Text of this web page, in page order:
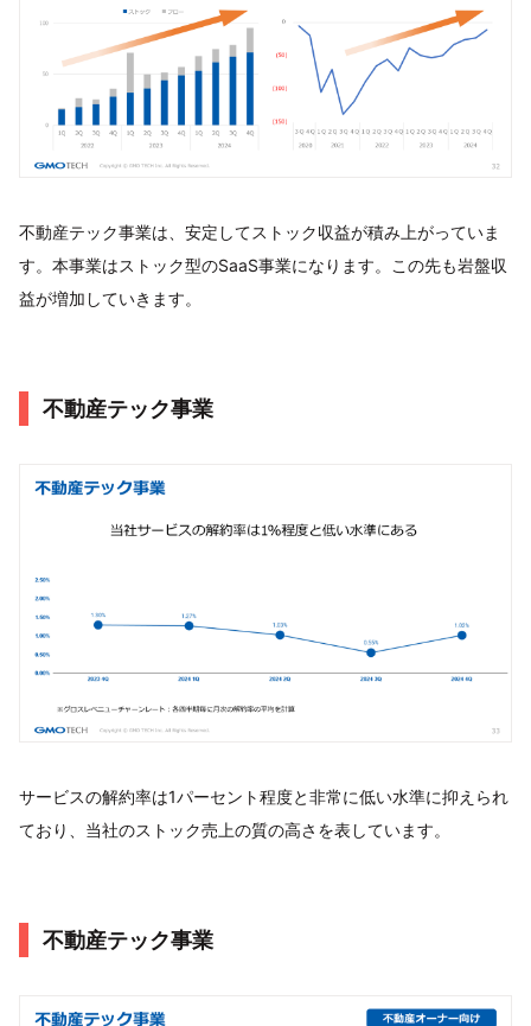
不動産テック事業は、安定してストック収益が積み上がっていま
す。本事業はストック型のSaaS事業になります。この先も岩盤収
益が増加していきます。
不動産テック事業
サービスの解約率は1パーセント程度と非常に低い水準に抑えられ
ており、当社のストック売上の質の高さを表しています。
不動産テック事業